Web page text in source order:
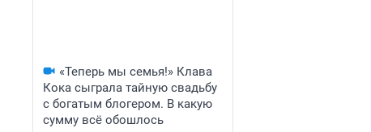
«Теперь мы семья!» Клава
Кока сыграла тайную свадьбу
с богатым блогером. В какую
сумму всё обошлось